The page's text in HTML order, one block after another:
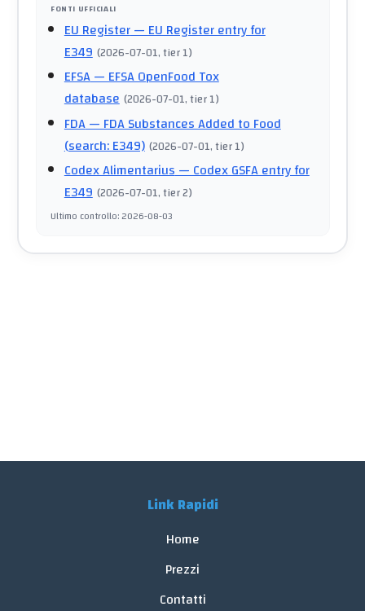
FONTI UFFICIALI
EU Register— EU Register entry for
E349 (2026-07-01, tier 1)
EFSA— EFSA OpenFood Tox
database (2026-07-01, tier 1)
FDA— FDA Substances Added to Food
(search: E349) (2026-07-01, tier 1)
Codex Alimentarius— Codex GSFA entry for
E349 (2026-07-01, tier 2)
Ultimo controllo:2026-08-03
Link Rapidi
Home
Prezzi
Contatti